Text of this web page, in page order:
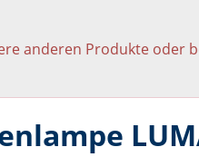
anderen Produkte oder